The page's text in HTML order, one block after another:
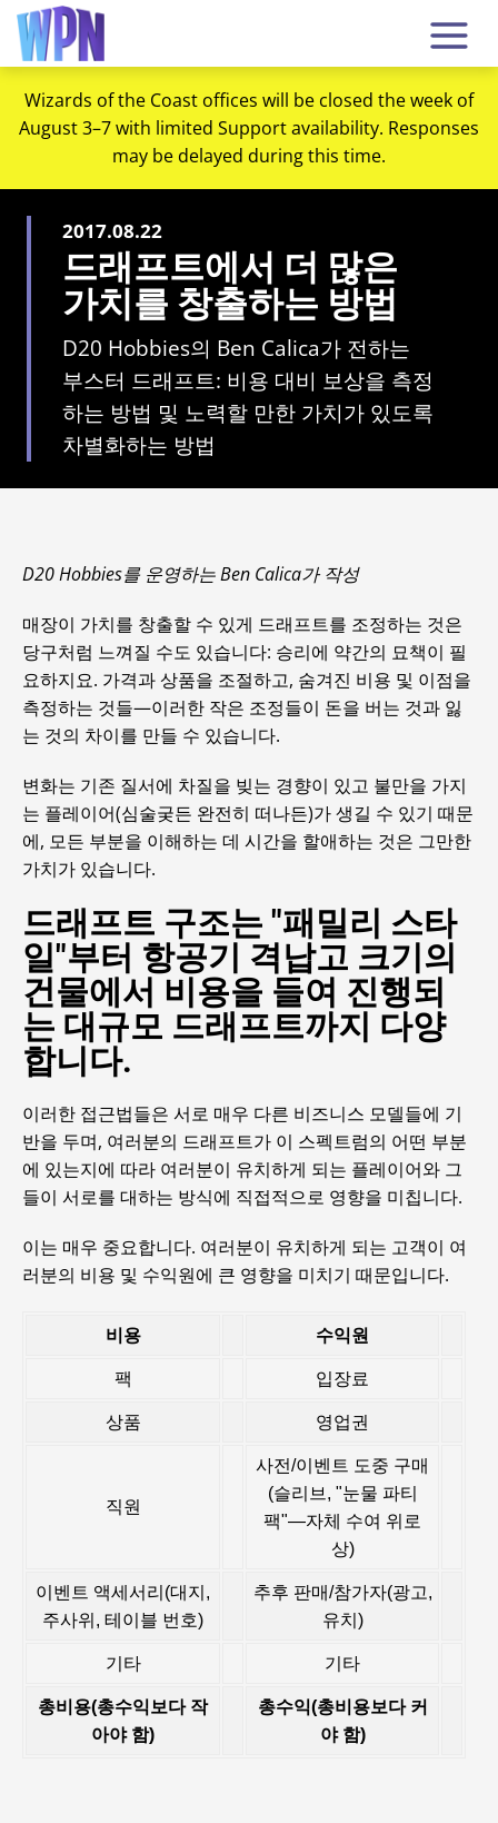
Wizards of the Coast offices will be closed the week of
August 3–7 with limited Support availability. Responses
may be delayed during this time.
2017.08.22
드래프트에서 더 많은
가치를 창출하는 방법
D20 Hobbies의 Ben Calica가 전하는
부스터 드래프트: 비용 대비 보상을 측정
하는 방법 및 노력할 만한 가치가 있도록
차별화하는 방법
D20 Hobbies를 운영하는 Ben Calica가 작성
매장이 가치를 창출할 수 있게 드래프트를 조정하는 것은
당구처럼 느껴질 수도 있습니다: 승리에 약간의 묘책이 필
요하지요. 가격과 상품을 조절하고, 숨겨진 비용 및 이점을
측정하는 것들—이러한 작은 조정들이 돈을 버는 것과 잃
는 것의 차이를 만들 수 있습니다.
변화는 기존 질서에 차질을 빚는 경향이 있고 불만을 가지
는 플레이어(심술궂든 완전히 떠나든)가 생길 수 있기 때문
에, 모든 부분을 이해하는 데 시간을 할애하는 것은 그만한
가치가 있습니다.
드래프트 구조는 "패밀리 스타
일"부터 항공기 격납고 크기의
건물에서 비용을 들여 진행되
는 대규모 드래프트까지 다양
합니다.
이러한 접근법들은 서로 매우 다른 비즈니스 모델들에 기
반을 두며, 여러분의 드래프트가 이 스펙트럼의 어떤 부분
에 있는지에 따라 여러분이 유치하게 되는 플레이어와 그
들이 서로를 대하는 방식에 직접적으로 영향을 미칩니다.
이는 매우 중요합니다. 여러분이 유치하게 되는 고객이 여
러분의 비용 및 수익원에 큰 영향을 미치기 때문입니다.
비용 수익원
팩 입장료
상품 영업권
직원
사전/이벤트 도중 구매
(슬리브, "눈물 파티
팩"—자체 수여 위로
상)
이벤트 액세서리(대지,
주사위, 테이블 번호)
추후 판매/참가자(광고,
유치)
기타 기타
총비용(총수익보다 작
아야 함)
총수익(총비용보다 커
야 함)